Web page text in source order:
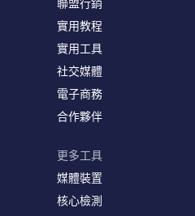
聯盟行銷
實用教程
實用工具
社交媒體
電子商務
合作夥伴
更多工具
媒體裝置
核心檢測